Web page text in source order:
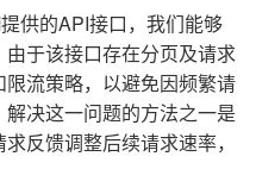
供的API接口，我们能够
于该接口存在分页及请求
流策略，以避免因频繁请
决这一问题的方法之一是
反馈调整后续请求速率，